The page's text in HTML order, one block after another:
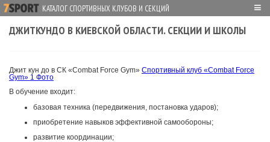
КАТАЛОГ СПОРТИВНЫХ КЛУБОВ И СЕКЦИЙ ≡
ДЖИТКУНДО В КИЕВСКОЙ ОБЛАСТИ. СЕКЦИИ И ШКОЛЫ
Джит кун до в СК «Combat Force Gym» Спортивный клуб «Combat Force
Gym» 1 Фото
В обучение входит:
базовая техника (передвижения, постановка ударов);
приобретение навыков эффективной самообороны;
развитие координации;